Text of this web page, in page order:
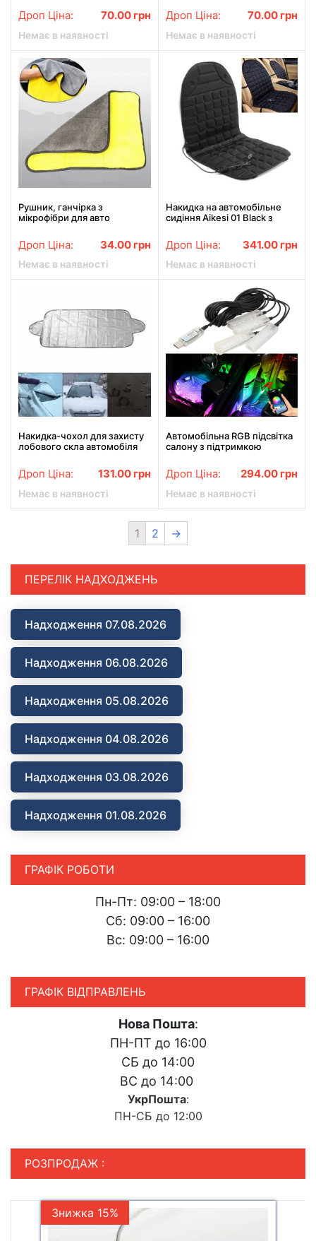
Дроп Ціна: 70.00 грн
Немає в наявності
Дроп Ціна: 70.00 грн
Немає в наявності
Рушник, ганчірка з
мікрофібри для авто
автомобіля Мікрофібра
Bossnice
Дроп Ціна: 34.00 грн
Немає в наявності
Накидка на автомобільне
сидіння Aikesi 01 Black з
Дроп Ціна: 341.00 грн
Немає в наявності
Накидка-чохол для захисту
лобового скла автомобіля
Дроп Ціна: 131.00 грн
Немає в наявності
Автомобільна RGB підсвітка
салону з підтримкою
Дроп Ціна: 294.00 грн
Немає в наявності
1 2 →
ПЕРЕЛІК НАДХОДЖЕНЬ
Надходження 07.08.2026
Надходження 06.08.2026
Надходження 05.08.2026
Надходження 04.08.2026
Надходження 03.08.2026
Надходження 01.08.2026
ГРАФІК РОБОТИ
Пн-Пт: 09:00 – 18:00
Сб: 09:00 – 16:00
Вс: 09:00 – 16:00
ГРАФІК ВІДПРАВЛЕНЬ
Нова Пошта:
ПН-ПТ до 16:00
СБ до 14:00
ВС до 14:00
УкрПошта:
ПН-СБ до 12:00
РОЗПРОДАЖ :
Знижка 15%